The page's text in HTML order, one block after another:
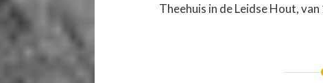
Theehuis in de Leidse Hout,